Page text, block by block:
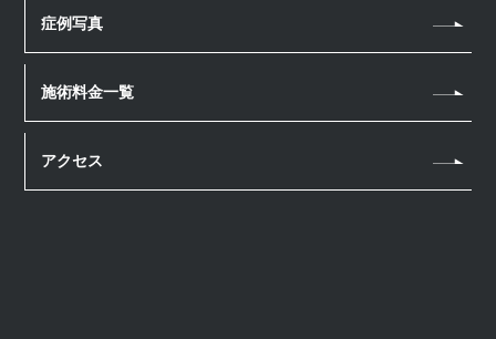
ハイフ（HIFU）
ケミカルピーリング
症例写真
施術料金一覧
アクセス